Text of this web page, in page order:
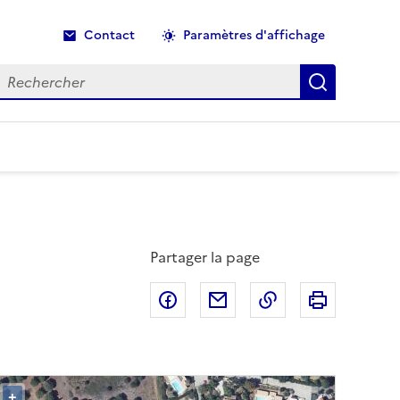
Contact Paramètres d'affichage
Recherche
Partager la page
Partager sur Facebook
Partager par email
Copier dans le
+